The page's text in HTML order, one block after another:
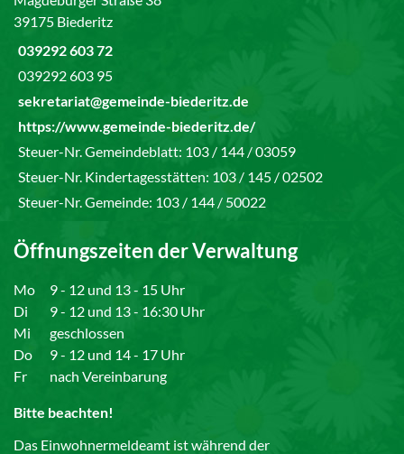
39175 Biederitz
039292 603 72
039292 603 95
sekretariat@gemeinde-biederitz.de
https://www.gemeinde-biederitz.de/
Steuer-Nr. Gemeindeblatt: 103 / 144 / 03059
Steuer-Nr. Kindertagesstätten: 103 / 145 / 02502
Steuer-Nr. Gemeinde: 103 / 144 / 50022
Öffnungszeiten der Verwaltung
Mo
9 - 12 und 13 - 15 Uhr
Di
9 - 12 und 13 - 16:30 Uhr
Mi
geschlossen
Do
9 - 12 und 14 - 17 Uhr
Fr
nach Vereinbarung
Bitte beachten!
Das Einwohnermeldeamt ist während der